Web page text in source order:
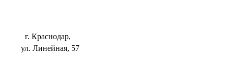
г. Краснодар,
ул. Линейная, 57